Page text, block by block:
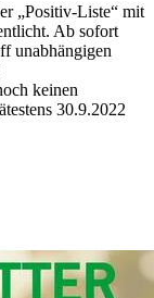
„Positiv-Liste“ mit
Ab sofort
unabhängigen
keinen
30.9.2022